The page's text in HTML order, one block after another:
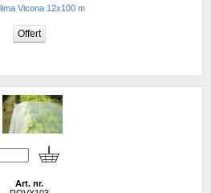
Vicona 12x100 m
Art. nr.